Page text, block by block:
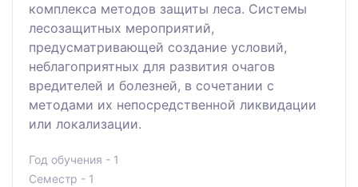
комплекса методов защиты леса. Системы
лесозащитных мероприятий,
предусматривающей создание условий,
неблагоприятных для развития очагов
вредителей и болезней, в сочетании с
методами их непосредственной ликвидации
или локализации.
Год обучения - 1
Семестр - 1